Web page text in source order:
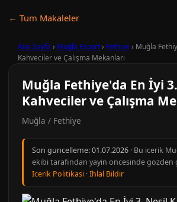
← Tum Makaleler
Ana Sayfa › Muğla Escort› Fethiye› Muğla
Kahveciler ve Çalışma Mekanları
Muğla Fethiye'da En İyi
Kahveciler ve Çalışma
Muğla / Fethiye
Son guncelleme:01.07.2026 · Bu icerik
ekibi tarafindan yayin oncesinde gozden
Icerik Politikasi ·Ihlal Bildir